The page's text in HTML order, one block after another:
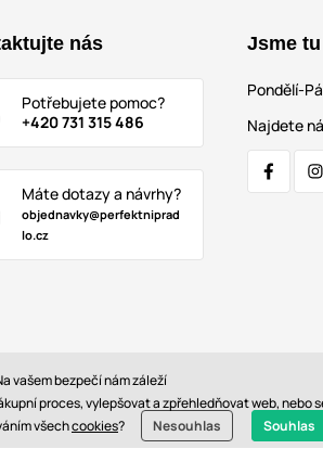
nás
Potřebujete pomoc?
+420 731 315 486
Máte dotazy a návrhy?
objednavky@perfektniprad
lo.cz
Jsme
Pondělí-
Najdete
vašem bezpečí nám záleží
proces, vylepšovat a zpřehledňovat web,
všechcookies? Nesouhlas Souhlas